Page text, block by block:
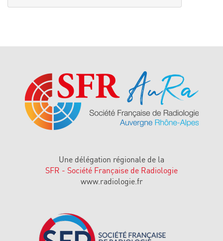
Une délégation régionale de la
SFR - Société Française de Radiologie
www.radiologie.fr